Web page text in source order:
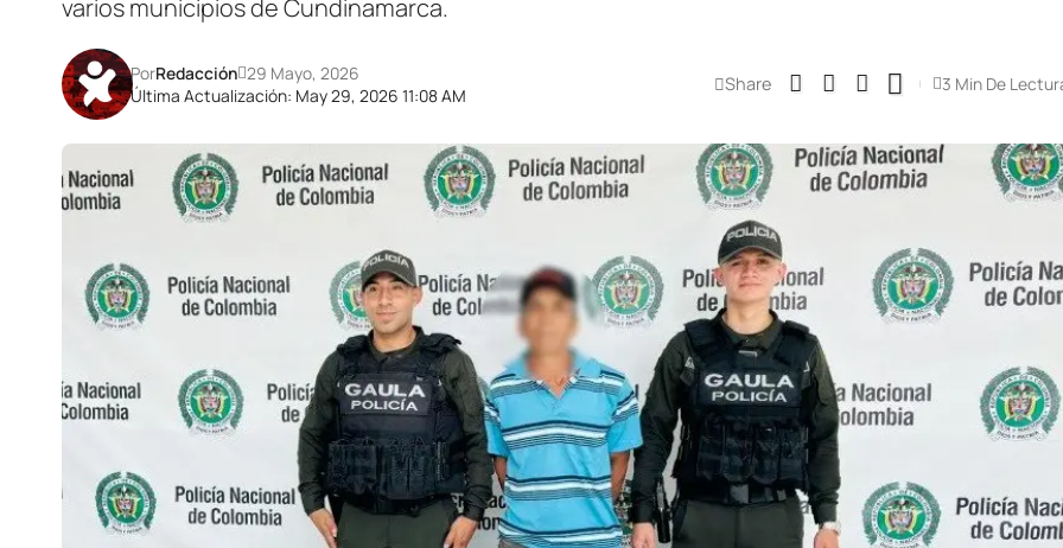
varios municipios de Cundinamarca.
Última Actualización: May 29, 2026 11:08 AM
PorRedacción 29 Mayo, 2026 Share 3 Min De